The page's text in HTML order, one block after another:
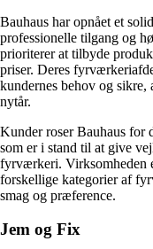
Bauhaus har opnået et
professionelle tilgang og
prioriterer at tilbyde
priser. Deres
kundernes behov og
nytår.
Kunder roser Bauhaus for
som er i stand til at give
fyrværkeri. Virksomheden
forskellige kategorier af
smag og præference.
Jem og Fix